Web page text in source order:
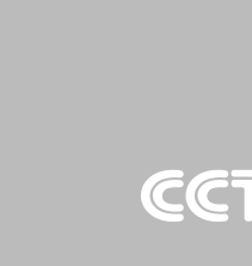
大国智造